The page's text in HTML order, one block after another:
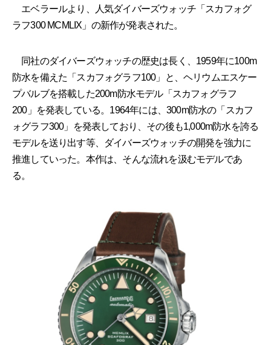
エベラールより、人気ダイバーズウォッチ「スカフォグ
ラフ300 MCMLIX」の新作が発表された。
同社のダイバーズウォッチの歴史は長く、1959年に100m
防水を備えた「スカフォグラフ100」と、ヘリウムエスケー
プバルブを搭載した200m防水モデル「スカフォグラフ
200」を発表している。1964年には、300m防水の「スカフ
ォグラフ300」を発表しており、その後も1,000m防水を誇る
モデルを送り出す等、ダイバーズウォッチの開発を強力に
推進していった。本作は、そんな流れを汲むモデルであ
る。